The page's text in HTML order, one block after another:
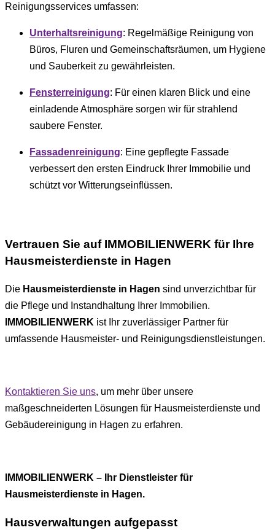
Reinigungsservices umfassen:
Unterhaltsreinigung: Regelmäßige Reinigung von
Büros, Fluren und Gemeinschaftsräumen, um Hygiene
und Sauberkeit zu gewährleisten.
Fensterreinigung: Für einen klaren Blick und eine
einladende Atmosphäre sorgen wir für strahlend
saubere Fenster.
Fassadenreinigung: Eine gepflegte Fassade
verbessert den ersten Eindruck Ihrer Immobilie und
schützt vor Witterungseinflüssen.
Vertrauen Sie auf IMMOBILIENWERK für Ihre
Hausmeisterdienste in Hagen
Die Hausmeisterdienste in Hagen sind unverzichtbar für
die Pflege und Instandhaltung Ihrer Immobilien.
IMMOBILIENWERK ist Ihr zuverlässiger Partner für
umfassende Hausmeister- und Reinigungsdienstleistungen.
Kontaktieren Sie uns, um mehr über unsere
maßgeschneiderten Lösungen für Hausmeisterdienste und
Gebäudereinigung in Hagen zu erfahren.
IMMOBILIENWERK – Ihr Dienstleister für
Hausmeisterdienste in Hagen.
Hausverwaltungen aufgepasst